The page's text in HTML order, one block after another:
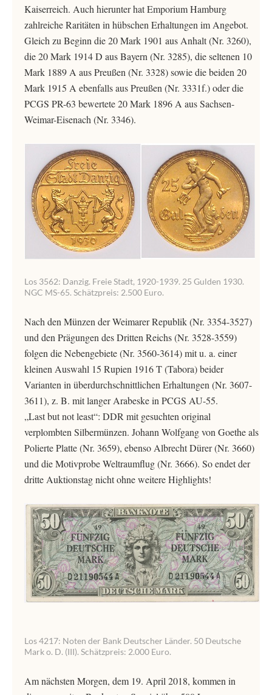
Kaiserreich. Auch hierunter hat Emporium Hamburg
zahlreiche Raritäten in hübschen Erhaltungen im Angebot.
Gleich zu Beginn die 20 Mark 1901 aus Anhalt (Nr. 3260),
die 20 Mark 1914 D aus Bayern (Nr. 3285), die seltenen 10
Mark 1889 A aus Preußen (Nr. 3328) sowie die beiden 20
Mark 1915 A ebenfalls aus Preußen (Nr. 3331f.) oder die
PCGS PR-63 bewertete 20 Mark 1896 A aus Sachsen-
Weimar-Eisenach (Nr. 3346).
Los 3562: Danzig. Freie Stadt, 1920-1939. 25 Gulden 1930.
NGC MS-65. Schätzpreis: 2.500 Euro.
Nach den Münzen der Weimarer Republik (Nr. 3354-3527)
und den Prägungen des Dritten Reichs (Nr. 3528-3559)
folgen die Nebengebiete (Nr. 3560-3614) mit u. a. einer
kleinen Auswahl 15 Rupien 1916 T (Tabora) beider
Varianten in überdurchschnittlichen Erhaltungen (Nr. 3607-
3611), z. B. mit langer Arabeske in PCGS AU-55.
„Last but not least“: DDR mit gesuchten original
verplombten Silbermünzen. Johann Wolfgang von Goethe als
Polierte Platte (Nr. 3659), ebenso Albrecht Dürer (Nr. 3660)
und die Motivprobe Weltraumflug (Nr. 3666). So endet der
dritte Auktionstag nicht ohne weitere Highlights!
Los 4217: Noten der Bank Deutscher Länder. 50 Deutsche
Mark o. D. (III). Schätzpreis: 2.000 Euro.
Am nächsten Morgen, dem 19. April 2018, kommen in